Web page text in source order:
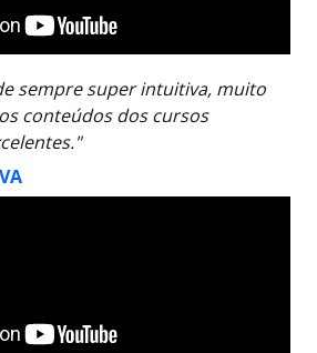
sempre super intuitiva, muito
conteúdos dos cursos